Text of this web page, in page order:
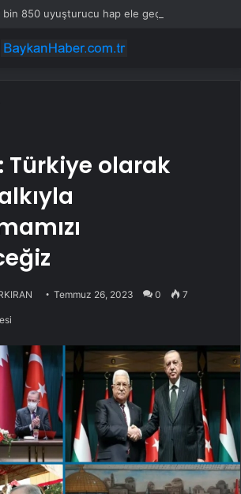
bin 850 uyuşturucu hap ele geçirildi
Türkiye olarak
Temmuz 26, 2023 0 7